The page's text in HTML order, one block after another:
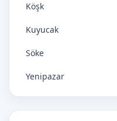
Köşk
Kuyucak
Söke
Yenipazar